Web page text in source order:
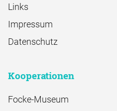
Links
Impressum
Datenschutz
Kooperationen
Focke-Museum